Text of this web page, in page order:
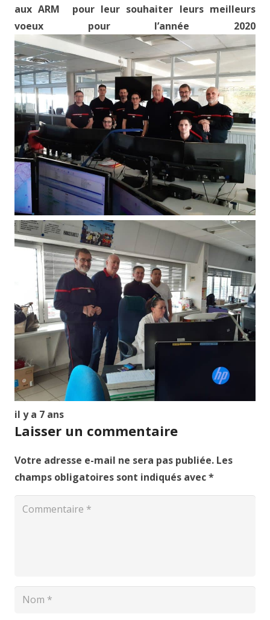
aux ARM pour leur souhaiter leurs meilleurs
voeux pour l’année 2020
il y a 7 ans
Laisser un commentaire
Votre adresse e-mail ne sera pas publiée. Les
champs obligatoires sont indiqués avec*